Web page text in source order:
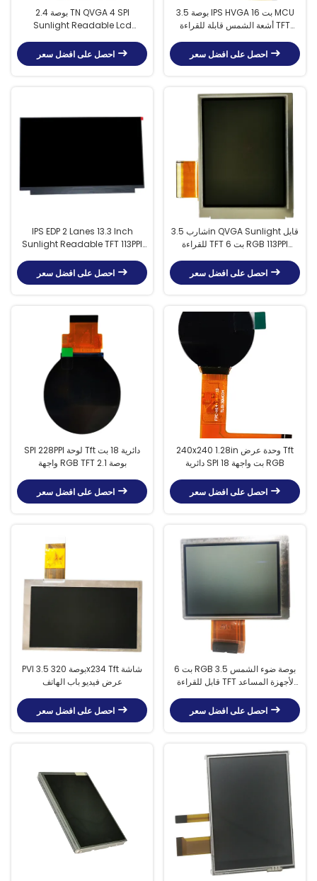
2.4 بوصة TN QVGA 4 SPI
Sunlight Readable Lcd
احصل على افضل سعر
3.5 بوصة IPS HVGA 16 بت MCU
أشعة الشمس قابلة للقراءة TFT
احصل على افضل سعر
IPS EDP 2 Lanes 13.3 Inch
Sunlight Readable TFT 113PPI
احصل على افضل سعر
شارب 3.5in QVGA Sunlight قابل
للقراءة TFT 6 بت RGB 113PPI
المحمولة
احصل على افضل سعر
SPI 228PPI لوحة Tft دائرية 18 بت
واجهة RGB TFT 2.1 بوصة
احصل على افضل سعر
240x240 1.28in وحدة عرض Tft
دائرية SPI 18 بت واجهة RGB
احصل على افضل سعر
PVI 3.5 بوصة 320x234 Tft شاشة
عرض فيديو باب الهاتف
احصل على افضل سعر
6 بت RGB 3.5 بوصة ضوء الشمس
قابل للقراءة TFT لأجهزة المساعد
احصل على افضل سعر